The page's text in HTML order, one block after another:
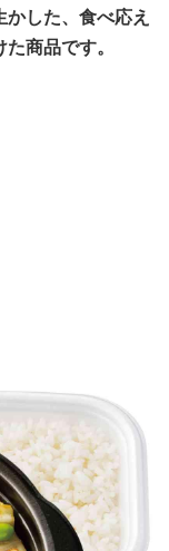
した、食べ応え
商品です。